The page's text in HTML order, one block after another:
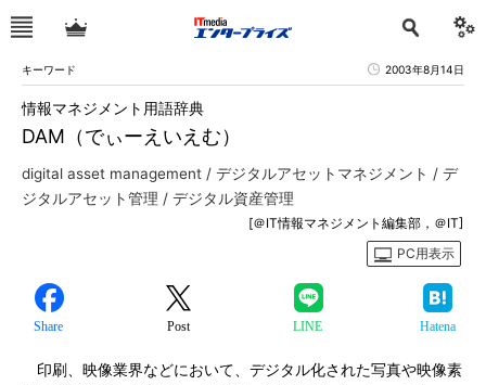
キーワード 2003年8月14日
DAM（でぃーえいえむ）
情報マネジメント用語辞典
digital asset management / デジタルアセットマネジメント / デ
ジタルアセット管理 / デジタル資産管理
[＠IT情報マネジメント編集部，＠IT]
PC用表示
Share Post LINE Hatena
印刷、映像業界などにおいて、デジタル化された写真や映像素